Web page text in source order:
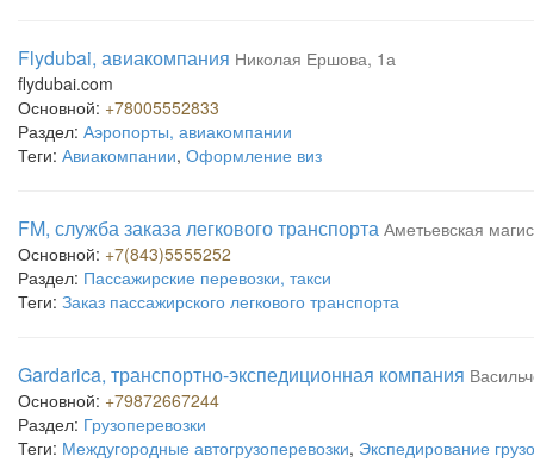
Flydubai, авиакомпания Николая Ершова, 1а
flydubai.com
Основной: +78005552833
Раздел: Аэропорты, авиакомпании
Теги: Авиакомпании, Оформление виз
FM, служба заказа легкового транспорта Аметьевская
Основной: +7(843)5555252
Раздел: Пассажирские перевозки, такси
Теги: Заказ пассажирского легкового транспорта
Gardarica, транспортно-экспедиционная компания
Основной: +79872667244
Раздел: Грузоперевозки
Теги: Междугородные автогрузоперевозки, Экспедирование